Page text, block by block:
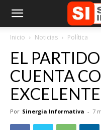
Inicio Noticias Política
EL
CUENTA
Por Sinergia Informativa - 7